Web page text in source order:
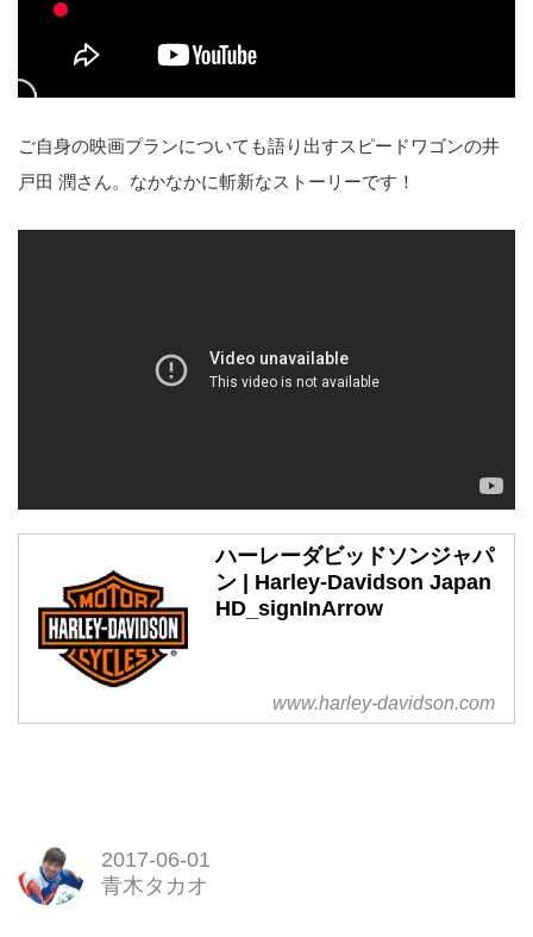
ご自身の映画プランについても語り出すスピードワゴンの井
戸田 潤さん。なかなかに斬新なストーリーです！
ハーレーダビッドソンジャパ
ン | Harley-Davidson Japan
HD_signInArrow
www.harley-davidson.com
2017-06-01
青木タカオ